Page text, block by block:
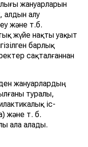
жануарларын
алдын алу
және т.б.
жүйе нақты уақыт
барлық
сақталғаннан
жануарлардың
туралы,
іс-
және т. б.
ала алады.